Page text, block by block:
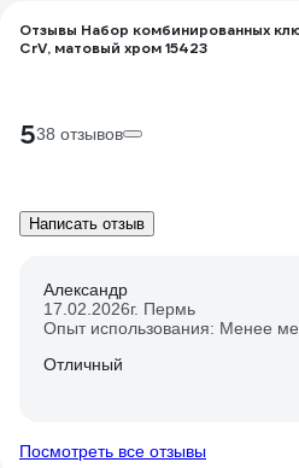
Отзывы Набор комбинированных
CrV, матовый хром 15423
538 отзывов
Написать отзыв
Александр
17.02.2026г. Пермь
Опыт использования: Менее
Отличный
Посмотреть все отзывы